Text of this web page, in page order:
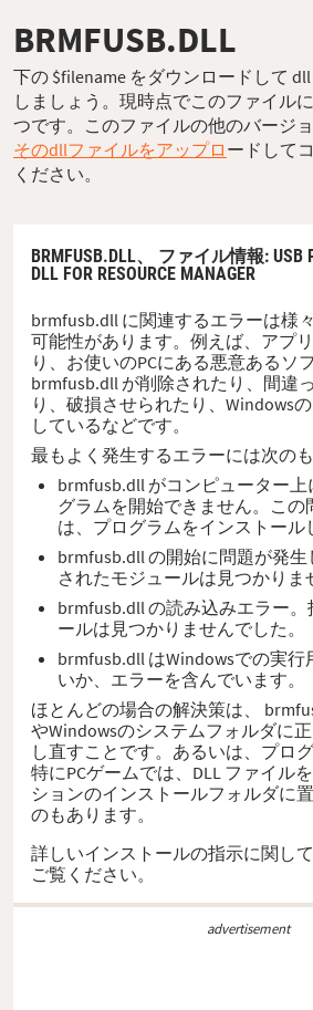
BRMFUSB.DLL
下の $filename をダウンロードして
しましょう。現時点でこのファイル
つです。このファイルの他のバージ
そのdllファイルをアップロ ードして
ください。
BRMFUSB.DLL、 ファイル情報: USB
DLL FOR RESOURCE MANAGER
brmfusb.dll に関連するエラーは様
可能性があります。例えば、アプ
り、お使いのPCにある悪意あるソ
brmfusb.dll が削除されたり、間違
り、破損させられたり、Windows
しているなどです。
最もよく発生するエラーには次の
brmfusb.dll がコンピューター上
グラムを開始できません。この
は、プログラムをインストール
brmfusb.dll の開始に問題が発
されたモジュールは見つかりま
brmfusb.dll の読み込みエラー。
ールは見つかりませんでした。
brmfusb.dll はWindowsでの実
いか、エラーを含んでいます。
ほとんどの場合の解決策は、
やWindowsのシステムフォルダに
し直すことです。あるいは、プロ
特にPCゲームでは、DLL ファイル
ションのインストールフォルダに
のもあります。
詳しいインストールの指示に関し
ご覧ください。
advertisement